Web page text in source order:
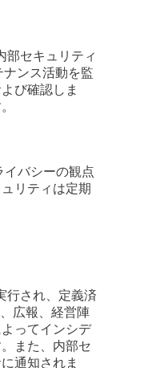
部セキュリティ
ンス活動を監
び確認しま
バシーの観点
リティは定期
行され、定義済
広報、経営陣
ってインシデ
また、内部セ
通知されま